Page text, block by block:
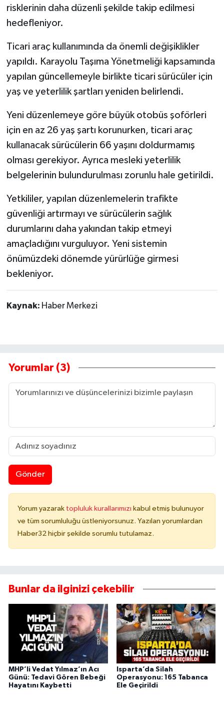
risklerinin daha düzenli şekilde takip edilmesi
hedefleniyor.
Ticari araç kullanımında da önemli değişiklikler
yapıldı. Karayolu Taşıma Yönetmeliği kapsamında
yapılan güncellemeyle birlikte ticari sürücüler için
yaş ve yeterlilik şartları yeniden belirlendi.
Yeni düzenlemeye göre büyük otobüs şoförleri
için en az 26 yaş şartı korunurken, ticari araç
kullanacak sürücülerin 66 yaşını doldurmamış
olması gerekiyor. Ayrıca mesleki yeterlilik
belgelerinin bulundurulması zorunlu hale getirildi.
Yetkililer, yapılan düzenlemelerin trafikte
güvenliği artırmayı ve sürücülerin sağlık
durumlarını daha yakından takip etmeyi
amaçladığını vurguluyor. Yeni sistemin
önümüzdeki dönemde yürürlüğe girmesi
bekleniyor.
Kaynak: Haber Merkezi
Yorumlar (3)
Gönder
Yorum yazarak topluluk kurallarımızı kabul etmiş bulunuyor
ve tüm sorumluluğu üstleniyorsunuz. Yazılan yorumlardan
Haber32 hiçbir şekilde sorumlu tutulamaz.
Bunlar da ilginizi çekebilir
MHP’li Vedat Yılmaz’ın Acı
Günü: Tedavi Gören Bebeği
Hayatını Kaybetti
Isparta’da Silah
Operasyonu: 165 Tabanca
Ele Geçirildi